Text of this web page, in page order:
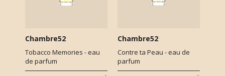
Chambre52
Tobacco Memories - eau
de parfum
Chambre52
Contre ta Peau - eau de
parfum